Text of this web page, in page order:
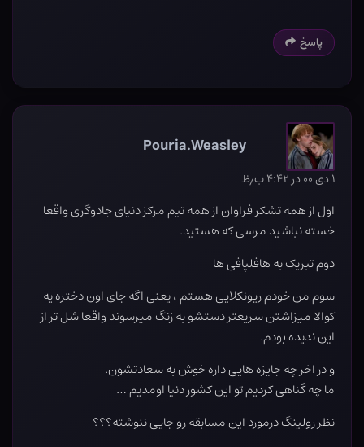
پاسخ
Pouria.Weasley
۱ دی ۰۰ در ۴:۴۲ ب٫ظ
اول از همه تشکر فراوان از همه تیم مرکز دنیای جادوگری واقعا
خسته نباشید مرسی که هستید.
دوم تبریک به هافلپافی ها
سوم من خودم ریونکلایی هستم ، یعنی اگه جای اون دختره یه
کوالا میزاشتن سریعتر دستشو به زنگ میرسوند واقعا شل تر از
این ندیده بودم.
و در اخر چه جایزه هایی داره خوش به سعادتشون.
ما چه گناهی کردیم تو این کشور دنیا اومدیم …
نظر رولینگ درمورد این مسابقه رو جایی ننوشته؟؟؟